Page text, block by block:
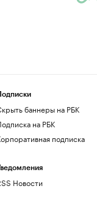
баннеры на РБК
на РБК
подписка
Новости